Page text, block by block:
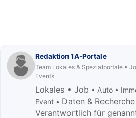
Redaktion 1A-Portale
Team Lokales & Spezialportale •
Events
Lokales • Job • Auto •
Event • Daten & Recherche
Verantwortlich für